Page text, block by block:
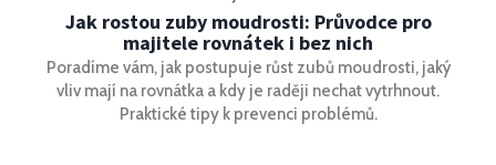
Jak rostou zuby moudrosti: Průvodce pro
majitele rovnátek i bez nich
Poradíme vám, jak postupuje růst zubů moudrosti, jaký
vliv mají na rovnátka a kdy je raději nechat vytrhnout.
Praktické tipy k prevenci problémů.